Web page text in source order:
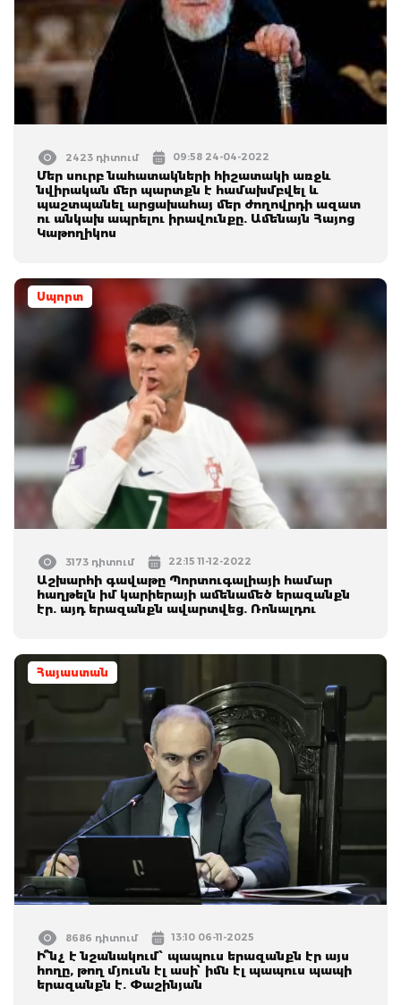
2423 դիտում 09:58 24-04-2022
Մեր սուրբ նահատակների հիշատակի առջև
նվիրական մեր պարտքն է համախմբվել և
պաշտպանել արցախահայ մեր ժողովրդի ազատ
ու անկախ ապրելու իրավունքը. Ամենայն Հայոց
Կաթողիկոս
Սպորտ
3173 դիտում 22:15 11-12-2022
Աշխարհի գավաթը Պորտուգալիայի համար
հաղթելն իմ կարիերայի ամենամեծ երազանքն
էր. այդ երազանքն ավարտվեց. Ռոնալդու
Հայաստան
8686 դիտում 13:10 06-11-2025
Ի՞նչ է նշանակում՝ պապուս երազանքն էր այս
հողը, թող մյուսն էլ ասի՝ իմն էլ պապուս պապի
երազանքն է. Փաշինյան